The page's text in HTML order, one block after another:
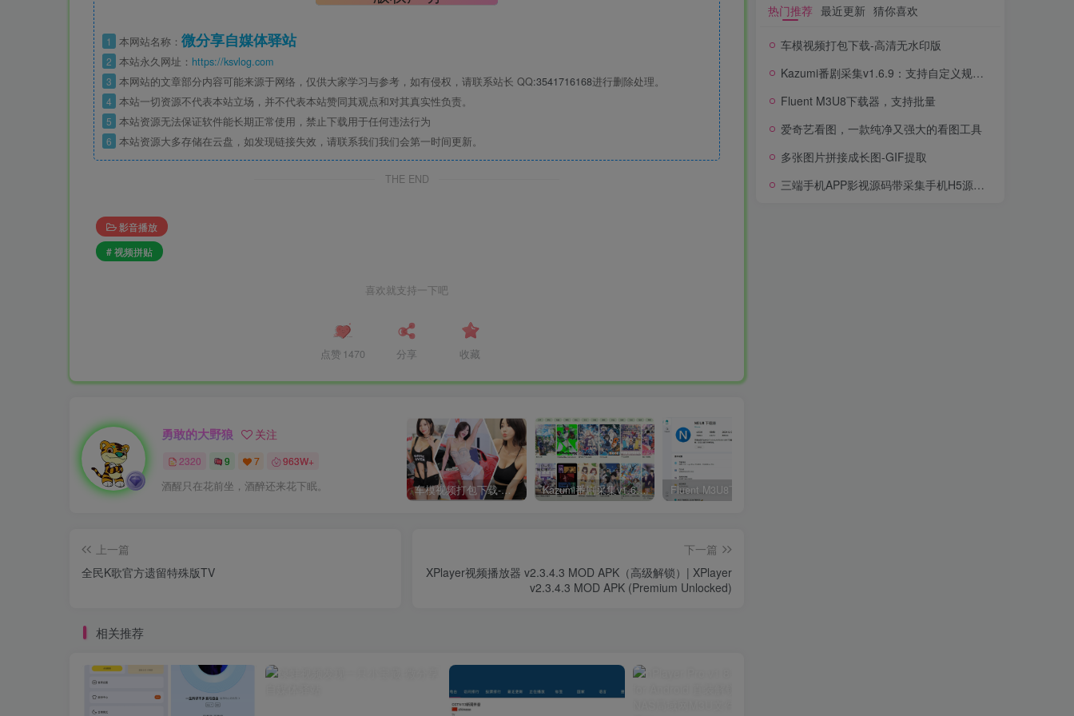
1 本网站名称： 微分享自媒体驿站
2 本站永久网址： https://ksvlog.com
3 本网站的文章部分内容可能来源于网络，仅供大家学习与参考，如有侵权，请联系站长 QQ:3541716168进行删除处理。
4 本站一切资源不代表本站立场，并不代表本站赞同其观点和对其真实性负责。
5 本站资源无法保证软件能长期正常使用，禁止下载用于任何违法行为
6 本站资源大多存储在云盘，如发现链接失效，请联系我们我们会第一时间更新。
THE END
影音播放
# 视频拼贴
喜欢就支持一下吧
点赞 1470 分享 收藏
勇敢的大野狼 关注
2320 9 7 963W+
酒醒只在花前坐，酒醉还来花下眠。 车模视频打包下载-高清无水印版 Kazumi番剧采集v1.6.9：支持自定义规则+在线观看+弹幕，跨平台下载
上一篇
全民K歌官方遗留特殊版TV
下一篇
XPlayer视频播放器 v2.3.4.3 MOD APK（高级解锁）| XPlayer
v2.3.4.3 MOD APK (Premium Unlocked)
相关推荐
热门推荐 最近更新 猜你喜欢
车模视频打包下载-高清无水印版
Kazumi番剧采集v1.6.9：支持自定义规则+在线观看+弹幕，跨平台下载
Fluent M3U8下载器，支持批量
爱奇艺看图，一款纯净又强大的看图工具
多张图片拼接成长图-GIF提取
三端手机APP影视源码带采集手机H5源码带VIP卡密功能